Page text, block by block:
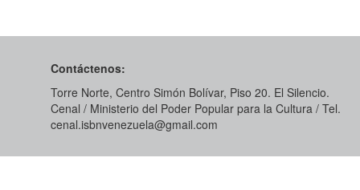
Contáctenos:
Torre Norte, Centro Simón Bolívar, Piso 20. El Silencio.
Cenal / Ministerio del Poder Popular para la Cultura / Tel.
cenal.isbnvenezuela@gmail.com